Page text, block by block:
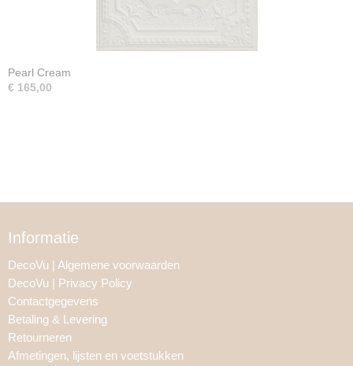
Pearl Cream
€ 165,00
Informatie
DecoVu | Algemene voorwaarden
DecoVu | Privacy Policy
Contactgegevens
Betaling & Levering
Retourneren
Afmetingen, lijsten en voetstukken